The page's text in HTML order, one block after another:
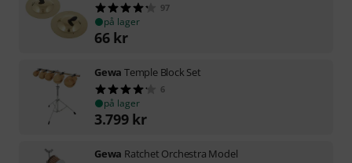
97
på lager
66 kr
Gewa Temple Block Set
6
på lager
3.799 kr
Gewa Ratchet Orchestra Model